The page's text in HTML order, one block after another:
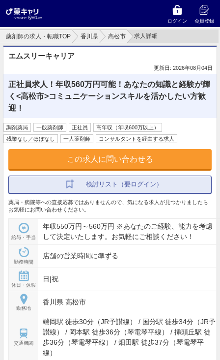
ログイン 会員登録
薬剤師の求人・転職TOP 香川県 高松市 求人詳細
エムスリーキャリア
更新日: 2026年08月04日
正社員求人！年収560万円可能！あなたの知識と経験が輝
く<高松市>コミュニケーションスキルを活かしたい方歓
迎！
調剤薬局 一般薬剤師 正社員
高年収（年収600万以上）
残業なし／ほぼなし
一人薬剤師 コンサルタントを経由する求人
この求人に問い合わせる
検討リスト（要ログイン）
薬局・病院等への直接応募ではありませんので、気になる求人が見つかりましたら
お気軽にお問い合わせください。
給与・手当
年収550万円～560万円 ※あなたのご経験、能力を考慮
して決定いたします。お気軽にご相談ください！
勤務時間
店舗の営業時間に準ずる
休日・休暇
日|祝
勤務地
香川県 高松市
交通機関
端岡駅 徒歩30分（JR予讃線） / 国分駅 徒歩34分（JR予
讃線） / 岡本駅 徒歩36分（琴電琴平線） / 挿頭丘駅 徒
歩36分（琴電琴平線） / 畑田駅 徒歩37分（琴電琴平
線）